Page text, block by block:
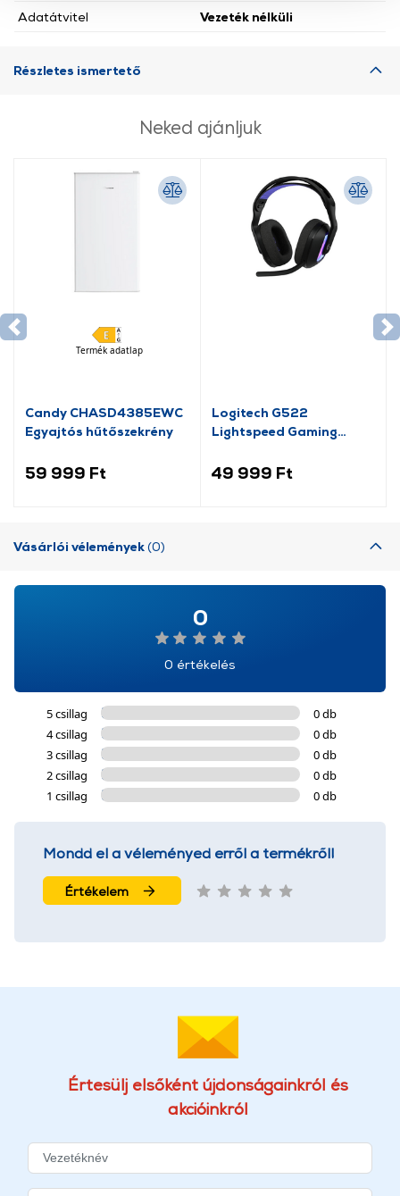
használatával Ön elfogadja a cookie-k használatát.
Adatátvitel
Vezeték nélküli
Részletes ismertető
Neked ajánljuk
Termék adatlap
Candy CHASD4385EWC
Egyajtós hűtőszekrény
59 999 Ft
Logitech G522
Lightspeed Gaming
001544)
49 999 Ft
Vásárlói vélemények(0)
0
0 értékelés
5 csillag
0 db
4 csillag
0 db
3 csillag
0 db
2 csillag
0 db
1 csillag
0 db
Mondd el a véleményed erről a termékről!
Értékelem
Értesülj elsőként újdonságainkról és
akcióinkról